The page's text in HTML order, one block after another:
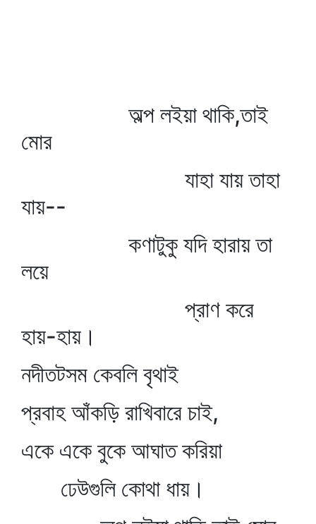
অল্প লইয়া থাকি,তাই
মোর
যাহা যায় তাহা
যায়--
কণাটুকু যদি হারায় তা
লয়ে
প্রাণ করে
হায়-হায়।
নদীতটসম কেবলি বৃথাই
প্রবাহ আঁকড়ি রাখিবারে চাই,
একে একে বুকে আঘাত করিয়া
ঢেউগুলি কোথা ধায়।